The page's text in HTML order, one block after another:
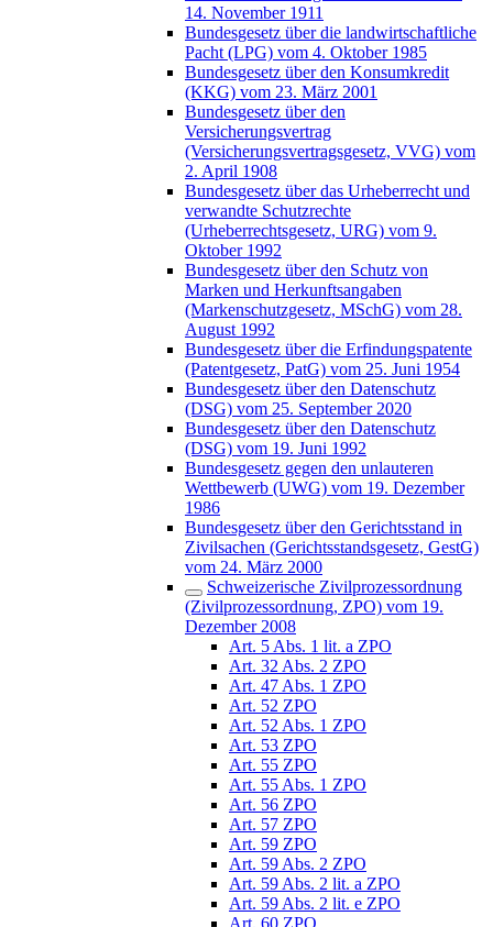
14. November 1911
Bundesgesetz über die landwirtschaftliche
Pacht (LPG) vom 4. Oktober 1985
Bundesgesetz über den Konsumkredit
(KKG) vom 23. März 2001
Bundesgesetz über den
Versicherungsvertrag
(Versicherungsvertragsgesetz, VVG) vom
2. April 1908
Bundesgesetz über das Urheberrecht und
verwandte Schutzrechte
(Urheberrechtsgesetz, URG) vom 9.
Oktober 1992
Bundesgesetz über den Schutz von
Marken und Herkunftsangaben
(Markenschutzgesetz, MSchG) vom 28.
August 1992
Bundesgesetz über die Erfindungspatente
(Patentgesetz, PatG) vom 25. Juni 1954
Bundesgesetz über den Datenschutz
(DSG) vom 25. September 2020
Bundesgesetz über den Datenschutz
(DSG) vom 19. Juni 1992
Bundesgesetz gegen den unlauteren
Wettbewerb (UWG) vom 19. Dezember
1986
Bundesgesetz über den Gerichtsstand in
Zivilsachen (Gerichtsstandsgesetz, GestG)
vom 24. März 2000
Schweizerische Zivilprozessordnung
(Zivilprozessordnung, ZPO) vom 19.
Dezember 2008
Art. 5 Abs. 1 lit. a ZPO
Art. 32 Abs. 2 ZPO
Art. 47 Abs. 1 ZPO
Art. 52 ZPO
Art. 52 Abs. 1 ZPO
Art. 53 ZPO
Art. 55 ZPO
Art. 55 Abs. 1 ZPO
Art. 56 ZPO
Art. 57 ZPO
Art. 59 ZPO
Art. 59 Abs. 2 ZPO
Art. 59 Abs. 2 lit. a ZPO
Art. 59 Abs. 2 lit. e ZPO
Art. 60 ZPO